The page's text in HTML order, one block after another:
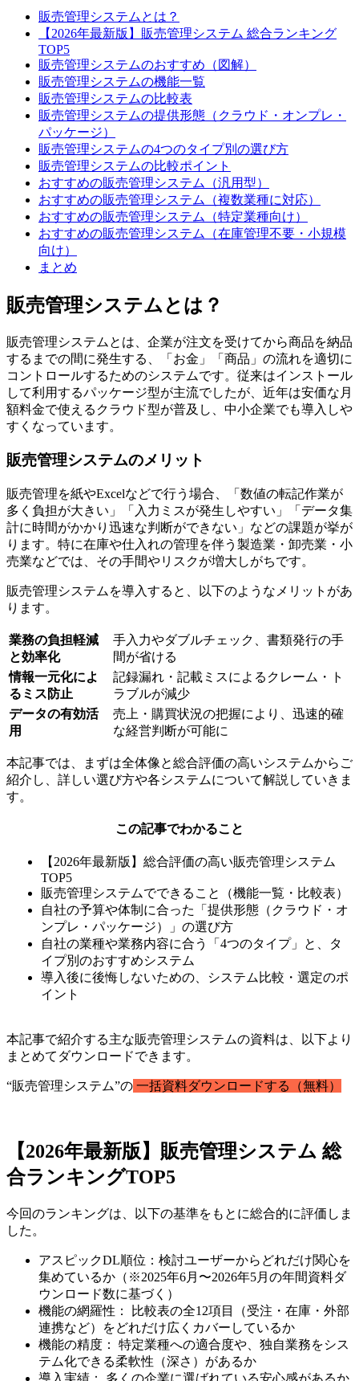
販売管理システムとは？
【2026年最新版】販売管理システム 総合ランキング
TOP5
販売管理システムのおすすめ（図解）
販売管理システムの機能一覧
販売管理システムの比較表
販売管理システムの提供形態（クラウド・オンプレ・
パッケージ）
販売管理システムの4つのタイプ別の選び方
販売管理システムの比較ポイント
おすすめの販売管理システム（汎用型）
おすすめの販売管理システム（複数業種に対応）
おすすめの販売管理システム（特定業種向け）
おすすめの販売管理システム（在庫管理不要・小規模
向け）
まとめ
販売管理システムとは？
販売管理システムとは、企業が注文を受けてから商品を納品
するまでの間に発生する、「お金」「商品」の流れを適切に
コントロールするためのシステムです。従来はインストール
して利用するパッケージ型が主流でしたが、近年は安価な月
額料金で使えるクラウド型が普及し、中小企業でも導入しや
すくなっています。
販売管理システムのメリット
販売管理を紙やExcelなどで行う場合、「数値の転記作業が
多く負担が大きい」「入力ミスが発生しやすい」「データ集
計に時間がかかり迅速な判断ができない」などの課題が挙が
ります。特に在庫や仕入れの管理を伴う製造業・卸売業・小
売業などでは、その手間やリスクが増大しがちです。
販売管理システムを導入すると、以下のようなメリットがあ
ります。
業務の負担軽減
と効率化
手入力やダブルチェック、書類発行の手
間が省ける
情報一元化によ
るミス防止
記録漏れ・記載ミスによるクレーム・ト
ラブルが減少
データの有効活
用
売上・購買状況の把握により、迅速的確
な経営判断が可能に
本記事では、まずは全体像と総合評価の高いシステムからご
紹介し、詳しい選び方や各システムについて解説していきま
す。
この記事でわかること
【2026年最新版】総合評価の高い販売管理システム
TOP5
販売管理システムでできること（機能一覧・比較表）
自社の予算や体制に合った「提供形態（クラウド・オ
ンプレ・パッケージ）」の選び方
自社の業種や業務内容に合う「4つのタイプ」と、タ
イプ別のおすすめシステム
導入後に後悔しないための、システム比較・選定のポ
イント
本記事で紹介する主な販売管理システムの資料は、以下より
まとめてダウンロードできます。
“販売管理システム”の 一括資料ダウンロードする（無料）
【2026年最新版】販売管理システム 総
合ランキングTOP5
今回のランキングは、以下の基準をもとに総合的に評価しま
した。
アスピックDL順位：検討ユーザーからどれだけ関心を
集めているか（※2025年6月〜2026年5月の年間資料ダ
ウンロード数に基づく）
機能の網羅性： 比較表の全12項目（受注・在庫・外部
連携など）をどれだけ広くカバーしているか
機能の精度： 特定業種への適合度や、独自業務をシス
テム化できる柔軟性（深さ）があるか
導入実績： 多くの企業に選ばれている安心感があるか